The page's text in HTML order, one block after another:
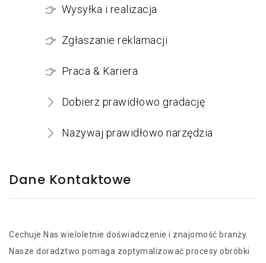
Wysyłka i realizacja
Zgłaszanie reklamacji
Praca & Kariera
Dobierz prawidłowo gradację
Nazywaj prawidłowo narzędzia
Dane Kontaktowe
Cechuje Nas wieloletnie doświadczenie i znajomość branży.
Nasze doradztwo pomaga zoptymalizować procesy obróbki